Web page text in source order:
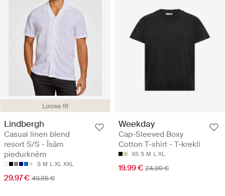
Loose fit
Lindbergh
Casual linen blend
resort S/S - Īsām
piedurknēm
S M L XL XXL
29.97 € 49.95 €
Weekday
Cap-Sleeved Boxy
Cotton T-shirt - T-krekli
XS S M L XL
19.99 € 24.99 €